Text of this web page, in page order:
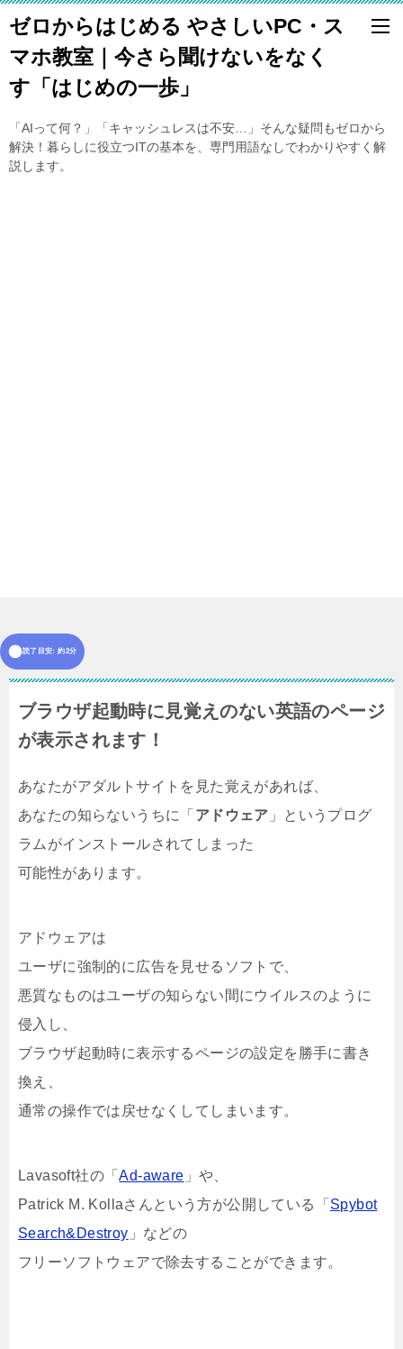
ゼロからはじめる やさしいPC・ス
マホ教室｜今さら聞けないをなく
す「はじめの一歩」
「AIって何？」「キャッシュレスは不安…」そんな疑問もゼロから
解決！暮らしに役立つITの基本を、専門用語なしでわかりやすく解
説します。
読了目安: 約2分
ブラウザ起動時に見覚えのない英語のページ
が表示されます！
あなたがアダルトサイトを見た覚えがあれば、
あなたの知らないうちに「 アドウェア 」というプログ
ラムがインストールされてしまった
可能性があります。
アドウェアは
ユーザに強制的に広告を見せるソフトで、
悪質なものはユーザの知らない間にウイルスのように
侵入し、
ブラウザ起動時に表示するページの設定を勝手に書き
換え、
通常の操作では戻せなくしてしまいます。
Lavasoft社の「Ad-aware 」や、
Patrick M. Kollaさんという方が公開している「 Spybot
Search&Destroy 」などの
フリーソフトウェアで除去することができます。